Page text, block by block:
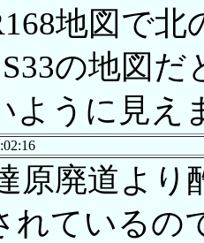
地図で
S33の地図
ように見え
原廃道よ
れているの